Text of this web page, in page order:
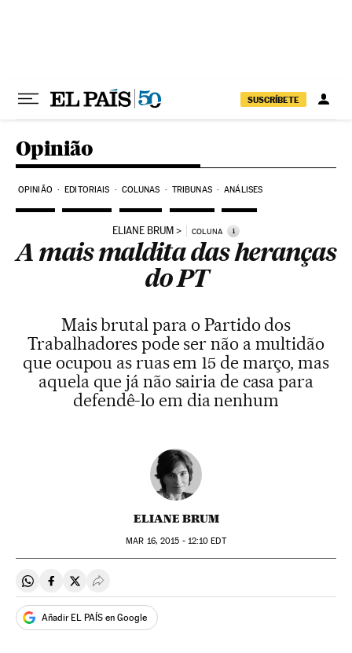
SUSCRÍBETE
Opinião
OPINIÃO EDITORIAIS COLUNAS TRIBUNAS ANÁLISES
ELIANE BRUM COLUNA i
A mais maldita das heranças
do PT
Mais brutal para o Partido dos
Trabalhadores pode ser não a multidão
que ocupou as ruas em 15 de março, mas
aquela que já não sairia de casa para
defendê-lo em dia nenhum
ELIANE BRUM
MAR 16, 2015 - 12:10 EDT
Compartir en Whatsapp
Compartir en Facebook
Compartir en Twitter
Desplegar Redes Sociales
Añadir EL PAÍS en Google